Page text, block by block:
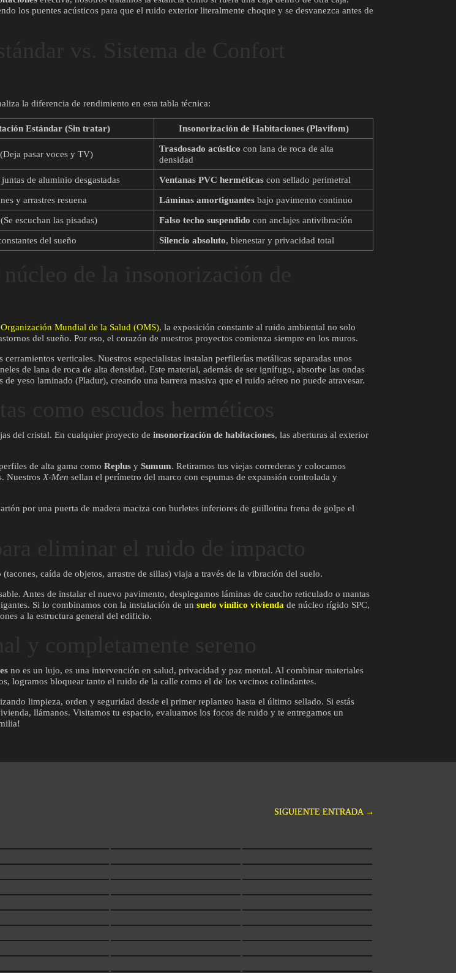
los puentes acústicos para que el ruido exterior literalmente choque y se desvanezca antes de
la diferencia de rendimiento en esta tabla técnica:
Estándar (Sin tratar) Insonorización de Habitaciones (Plavifom)
pasar voces y TV)
Trasdosado acústico con lana de roca de alta
densidad
de aluminio desgastadas Ventanas PVC herméticas con sellado perimetral
y arrastres resuena Láminas amortiguantes bajo pavimento continuo
escuchan las pisadas) Falso techo suspendido con anclajes antivibración
del sueño Silencio absoluto, bienestar y privacidad total
Organización Mundial de la Salud (OMS), la exposición constante al ruido ambiental no solo
del sueño. Por eso, el corazón de nuestros proyectos comienza siempre en los muros.
cerramientos verticales. Nuestros especialistas instalan perfilerías metálicas separadas unos
de lana de roca de alta densidad. Este material, además de ser ignífugo, absorbe las ondas
yeso laminado (Pladur), creando una barrera masiva que el ruido aéreo no puede atravesar.
del cristal. En cualquier proyecto deinsonorización de habitaciones, las aberturas al exterior
de alta gama comoReplus ySumum. Retiramos tus viejas correderas y colocamos
Nuestros X-Men sellan el perímetro del marco con espumas de expansión controlada y
por una puerta de madera maciza con burletes inferiores de guillotina frena de golpe el
caída de objetos, arrastre de sillas) viaja a través de la vibración del suelo.
Antes de instalar el nuevo pavimento, desplegamos láminas de caucho reticulado o mantas
Si lo combinamos con la instalación de unsuelo vinílico vivienda de núcleo rígido SPC,
a la estructura general del edificio.
no es un lujo, es una intervención en salud, privacidad y paz mental. Al combinar materiales
logramos bloquear tanto el ruido de la calle como el de los vecinos colindantes.
limpieza, orden y seguridad desde el primer replanteo hasta el último sellado. Si estás
llámanos. Visitamos tu espacio, evaluamos los focos de ruido y te entregamos un
SIGUIENTE ENTRADA→